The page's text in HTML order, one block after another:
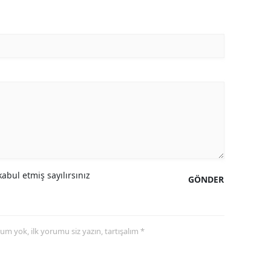
GÖNDER
etmiş sayılırsınız
yok, ilk yorumu siz yazın, tartışalım *